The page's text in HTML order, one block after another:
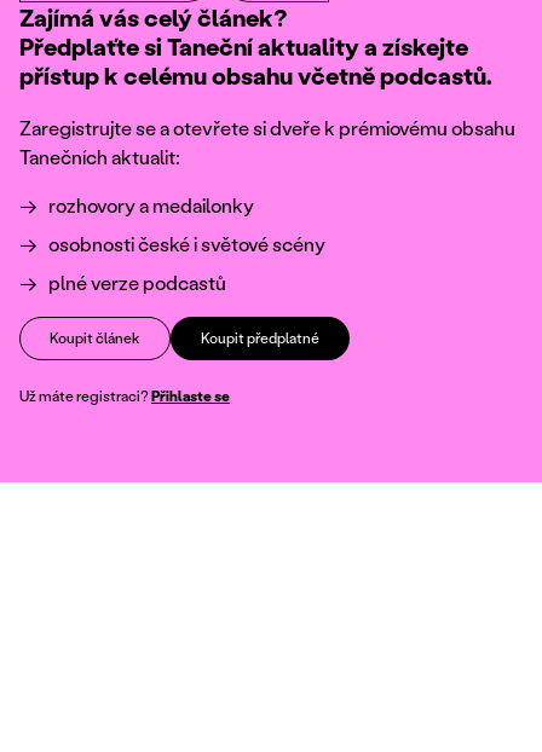
Zajímá vás celý článek?
Předplaťte si Taneční aktuality a získejte
přístup k celému obsahu včetně podcastů.
Zaregistrujte se a otevřete si dveře k prémiovému obsahu
Tanečních aktualit:
rozhovory a medailonky
osobnosti české i světové scény
plné verze podcastů
Koupit článek Koupit předplatné
Už máte registraci?Přihlaste se